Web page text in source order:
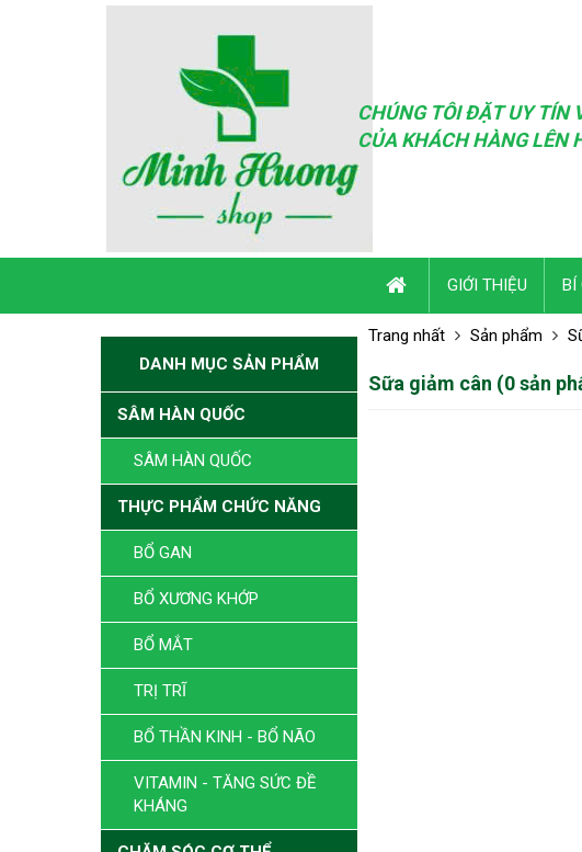
CHÚNG TÔI ĐẶT UY TÍN
CỦA KHÁCH HÀNG LÊN
GIỚI THIỆU BÍ
Trang nhất Sản phẩm
Sữa giảm cân (0 sản
DANH MỤC SẢN PHẨM
SÂM HÀN QUỐC
SÂM HÀN QUỐC
THỰC PHẨM CHỨC NĂNG
BỔ GAN
BỔ XƯƠNG KHỚP
BỔ MẮT
TRỊ TRĨ
BỔ THẦN KINH - BỔ NÃO
VITAMIN - TĂNG SỨC ĐỀ
KHÁNG